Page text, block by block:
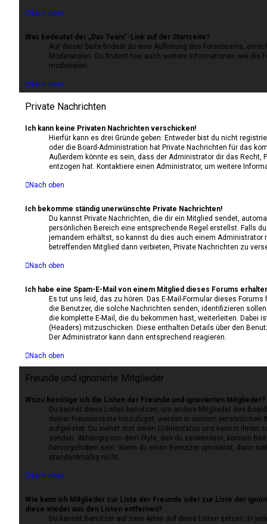
Nach oben
Was bedeutet der „Das Team“-Link auf der Startseite?
Auf dieser Seite findest du eine Auflistung des Forenteams,
Moderatoren. Du findest hier auch weitere Informationen wie die
moderieren.
Nach oben
Private Nachrichten
Ich kann keine Privaten Nachrichten verschicken!
Hierfür kann es drei Gründe geben: Entweder bist du nicht
oder die Board-Administration hat Private Nachrichten für das
Außerdem könnte es sein, dass der Administrator dir das Recht,
entzogen hat. Kontaktiere einen Administrator, um weitere
Nach oben
Ich bekomme ständig unerwünschte Private Nachrichten!
Du kannst Private Nachrichten, die dir ein Mitglied sendet,
persönlichen Bereich eine entsprechende Regel erstellst. Falls
jemandem erhältst, so kannst du dies auch einem Administrator
betreffenden Mitglied dann verbieten, Private Nachrichten zu
Nach oben
Ich habe eine Spam-E-Mail von einem Mitglied dieses Forums
Es tut uns leid, das zu hören. Das E-Mail-Formular dieses
die Benutzer, die solche Nachrichten senden, identifizieren
die komplette E-Mail, die du bekommen hast, weiterleiten. Dabei
(Headers) mitzuschicken. Diese enthalten Details über den
Der Administrator kann dann entsprechend reagieren.
Nach oben
Freunde und ignorierte Mitglieder
Wozu benötige ich die Listen der Freunde und ignorierten Mitglieder?
Du kannst diese Listen benutzen, um andere Mitglieder des
deiner Freundesliste hinzufügst, werden in deinem persönlichen
aufgelistet. Du siehst dort deren Onlinestatus und kannst ihnen
senden. Abhängig von dem Style, den du verwendest, können
hervorgehoben sein. Wenn du einen Benutzer ignorierst, dann
standardmäßig nicht.
Nach oben
Wie kann ich Mitglieder zur Liste der Freunde oder zur Liste der
diese wieder aus den Listen entfernen?
Du kannst Benutzer auf zwei Arten auf diese Listen setzen: In